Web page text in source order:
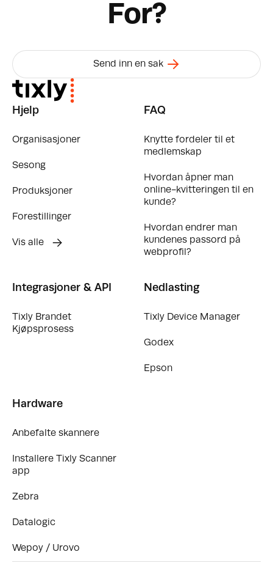
For?
Send inn en sak
Hjelp
Organisasjoner
Sesong
Produksjoner
Forestillinger
Vis alle
FAQ
Knytte fordeler til et
medlemskap
Hvordan åpner man
online-kvitteringen til en
kunde?
Hvordan endrer man
kundenes passord på
webprofil?
Integrasjoner & API
Tixly Brandet
Kjøpsprosess
Nedlasting
Tixly Device Manager
Godex
Epson
Hardware
Anbefalte skannere
Installere Tixly Scanner
app
Zebra
Datalogic
Wepoy / Urovo